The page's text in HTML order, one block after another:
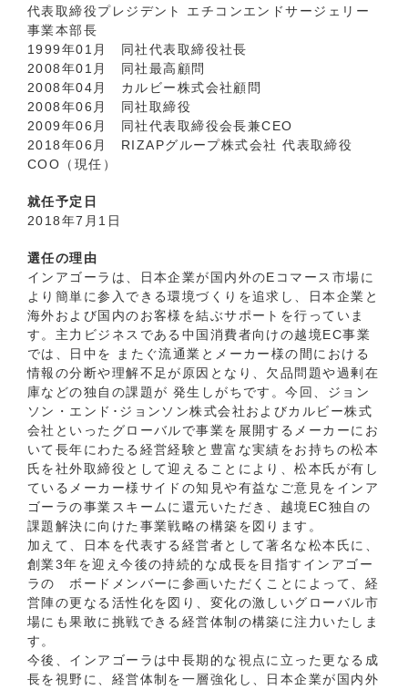
代表取締役プレジデント エチコンエンドサージェリー
事業本部長
1999年01月 同社代表取締役社長
2008年01月 同社最高顧問
2008年04月 カルビー株式会社顧問
2008年06月 同社取締役
2009年06月 同社代表取締役会長兼CEO
2018年06月 RIZAPグループ株式会社 代表取締役
COO（現任）
就任予定日
2018年7月1日
選任の理由
インアゴーラは、日本企業が国内外のEコマース市場に
より簡単に参入できる環境づくりを追求し、日本企業と
海外および国内のお客様を結ぶサポートを行っていま
す。主力ビジネスである中国消費者向けの越境EC事業
では、日中を またぐ流通業とメーカー様の間における
情報の分断や理解不足が原因となり、欠品問題や過剰在
庫などの独自の課題が 発生しがちです。今回、ジョン
ソン・エンド･ジョンソン株式会社およびカルビー株式
会社といったグローバルで事業を展開するメーカーにお
いて長年にわたる経営経験と豊富な実績をお持ちの松本
氏を社外取締役として迎えることにより、松本氏が有し
ているメーカー様サイドの知見や有益なご意見をインア
ゴーラの事業スキームに還元いただき、越境EC独自の
課題解決に向けた事業戦略の構築を図ります。
加えて、日本を代表する経営者として著名な松本氏に、
創業3年を迎え今後の持続的な成長を目指すインアゴー
ラの ボードメンバーに参画いただくことによって、経
営陣の更なる活性化を図り、変化の激しいグローバル市
場にも果敢に挑戦できる経営体制の構築に注力いたしま
す。
今後、インアゴーラは中長期的な視点に立った更なる成
長を視野に、経営体制を一層強化し、日本企業が国内外